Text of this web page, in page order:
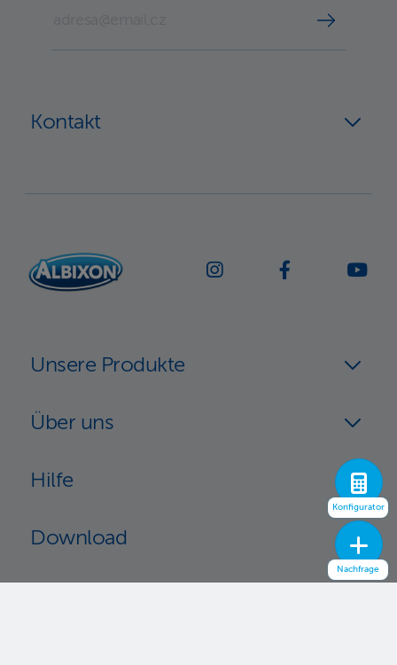
Kontakt
Unsere Produkte
Über uns
Hilfe
Download
Konfigurator
Nachfrage